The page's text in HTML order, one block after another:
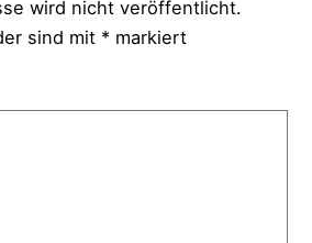
wird nicht veröffentlicht.
sind mit * markiert